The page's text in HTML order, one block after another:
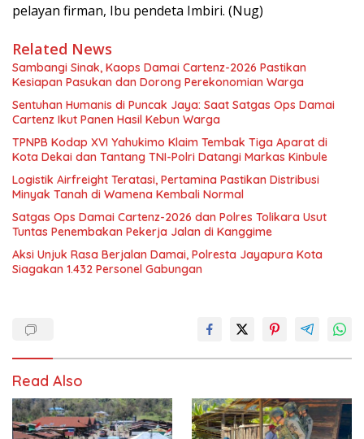
pelayan firman, Ibu pendeta Imbiri. (Nug)
Related News
Sambangi Sinak, Kaops Damai Cartenz-2026 Pastikan
Kesiapan Pasukan dan Dorong Perekonomian Warga
Sentuhan Humanis di Puncak Jaya: Saat Satgas Ops Damai
Cartenz Ikut Panen Hasil Kebun Warga
TPNPB Kodap XVI Yahukimo Klaim Tembak Tiga Aparat di
Kota Dekai dan Tantang TNI-Polri Datangi Markas Kinbule
Logistik Airfreight Teratasi, Pertamina Pastikan Distribusi
Minyak Tanah di Wamena Kembali Normal
Satgas Ops Damai Cartenz-2026 dan Polres Tolikara Usut
Tuntas Penembakan Pekerja Jalan di Kanggime
Aksi Unjuk Rasa Berjalan Damai, Polresta Jayapura Kota
Siagakan 1.432 Personel Gabungan
Read Also